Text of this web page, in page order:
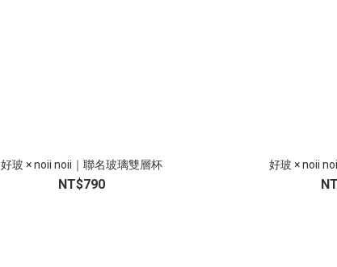
好玻 × noii noii｜聯名玻璃雙層杯
NT$790
好玻 × noii